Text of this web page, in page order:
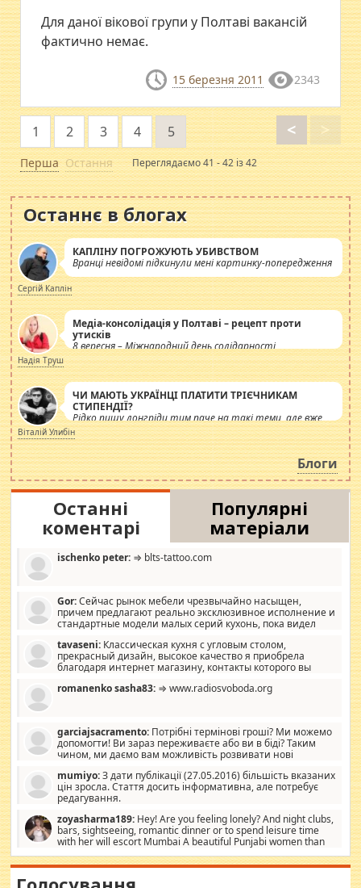
Для даної вікової групи у Полтаві вакансій
фактично немає.
15 березня 2011 2343
Перша
<
1 2 3 4 5 >
Остання Переглядаємо 41 - 42 із 42
Останнє в блогах
КАПЛІНУ ПОГРОЖУЮТЬ УБИВСТВОМ
Вранці невідомі підкинули мені картинку-попередження
Сергій Каплін
Медіа-консолідація у Полтаві – рецепт проти
утисків
8 вересня – Міжнародний день солідарності
журналістів.
Надія Труш
ЧИ МАЮТЬ УКРАЇНЦІ ПЛАТИТИ ТРІЄЧНИКАМ
СТИПЕНДІЇ?
Рідко пишу лонгріди тим паче на такі теми, але вже
просто дістало! Обурюють сьогоднішні інсенуації
навколо стипендіального питання. Штучно
роздувається ще одна соціальна катастрофа.
Віталій Улибін
Блоги
Останні
коментарі
Популярні
матеріали
ischenko peter: ⇒ blts-tattoo.com
Gor:Сейчас рынок мебели чрезвычайно насыщен,
причем предлагают реально эксклюзивное исполнение и
стандартные модели малых серий кухонь, пока видел
стандартные формы, в MebelOk, креативненько и что главное -
со вкусом все в порядке, без ненужных наворотов удорожающих
мебель, а это не последний фактор.
tavaseni: Классическая кухня с угловым столом,
прекрасный дизайн, высокое качество я приобрела
благодаря интернет магазину, контакты которого вы
romanenko sasha83: ⇒ www.radiosvoboda.org
garciajsacramento: Потрібні термінові гроші? Ми можемо
допомогти! Ви зараз переживаєте або ви в біді? Таким
чином, ми даємо вам можливість розвивати нові
допомагати людям, які намагаються дати їм шанс. Кожен
заслуговує на другий шанс, і, оскільки влада не зможе, вони
повинні приймати від інших. Для нас нема багато суми, і зрілість
витрат, а тільки узгоджених сум і нічого іншого. Не чекайте і не
коментуйте цей пост. Введіть суму, яку ви хочете подати, і ми
зв'яжемося з вами з усіма варіантами. зв'яжіться з нами
сьогодні на garciajsacramento@gmail.com Вам потрібні термінові
гроші? Ми можемо допомогти!
mumiyo:З дати публікації (27.05.2016) більшість вказаних
цін зросла. Стаття досить інформативна, але потребує
редагування.
zoyasharma189: Hey! Are you feeling lonely? And night clubs,
bars, sightseeing, romantic dinner or to spend leisure time
with her will escort Mumbai A beautiful Punjabi women than
sexy escort companion in arms that you guys feel like 5 star luxury
hotel had to spend the night in their search for loved solitaire free